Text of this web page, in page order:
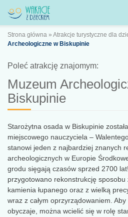
Strona główna » Atrakcje turystyczne dla
Archeologiczne w Biskupinie
Poleć atrakcję znajomym:
Muzeum
Biskupinie
Starożytna osada w Biskupinie
miejscowego nauczyciela –
stanowi jeden z najbardziej znanych
archeologicznych w Europie
grodu sięgają czasów sprzed 2700
przygotowano rekonstrukcję
kamienia łupanego oraz z wielką
wraz z całym oprzyrządowaniem.
obyczaje, można wcielić się w rolę